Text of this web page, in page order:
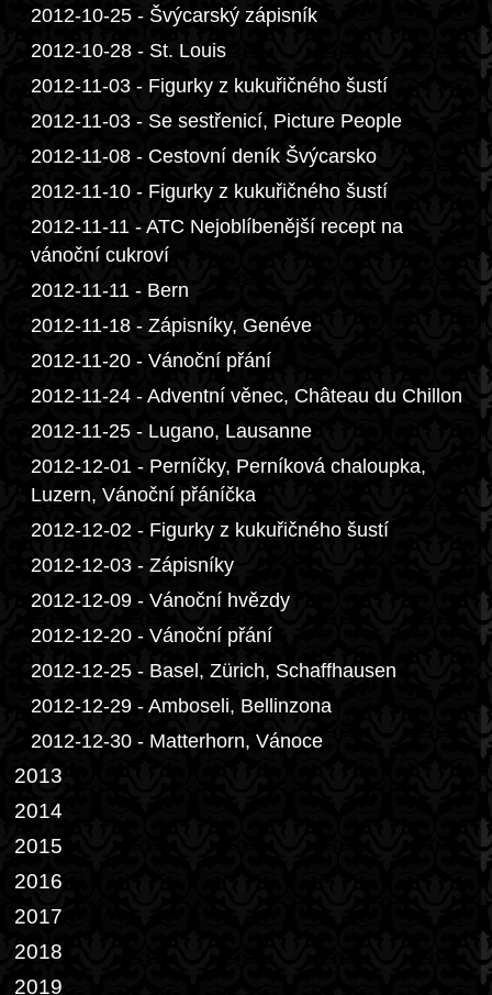
2012-10-25 - Švýcarský zápisník
2012-10-28 - St. Louis
2012-11-03 - Figurky z kukuřičného šustí
2012-11-03 - Se sestřenicí, Picture People
2012-11-08 - Cestovní deník Švýcarsko
2012-11-10 - Figurky z kukuřičného šustí
2012-11-11 - ATC Nejoblíbenější recept na
vánoční cukroví
2012-11-11 - Bern
2012-11-18 - Zápisníky, Genéve
2012-11-20 - Vánoční přání
2012-11-24 - Adventní věnec, Château du Chillon
2012-11-25 - Lugano, Lausanne
2012-12-01 - Perníčky, Perníková chaloupka,
Luzern, Vánoční přáníčka
2012-12-02 - Figurky z kukuřičného šustí
2012-12-03 - Zápisníky
2012-12-09 - Vánoční hvězdy
2012-12-20 - Vánoční přání
2012-12-25 - Basel, Zürich, Schaffhausen
2012-12-29 - Amboseli, Bellinzona
2012-12-30 - Matterhorn, Vánoce
2013
2014
2015
2016
2017
2018
2019